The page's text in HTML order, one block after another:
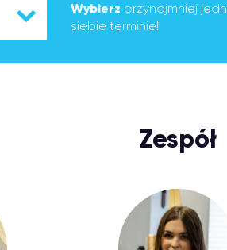
Wybierz przynajmniej
siebie terminie!
Zespół